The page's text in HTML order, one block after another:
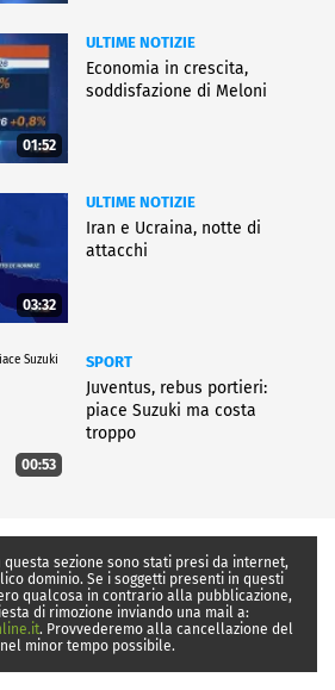
01:52
ULTIME NOTIZIE
Economia in crescita,
soddisfazione di Meloni
03:32
ULTIME NOTIZIE
Iran e Ucraina, notte di
attacchi
00:53
SPORT
Juventus, rebus portieri:
piace Suzuki ma costa
troppo
sezione sono stati presi da internet,
dominio. Se i soggetti presenti in questi
qualcosa in contrario alla pubblicazione,
di rimozione inviando una mail a:
. Provvederemo alla cancellazione del
minor tempo possibile.